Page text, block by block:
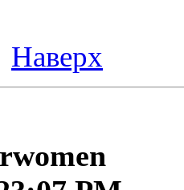
Наверх